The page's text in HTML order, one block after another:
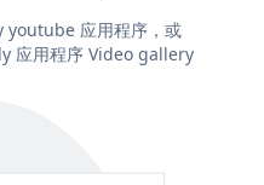
youtube 应用程序，或
应用程序 Video gallery